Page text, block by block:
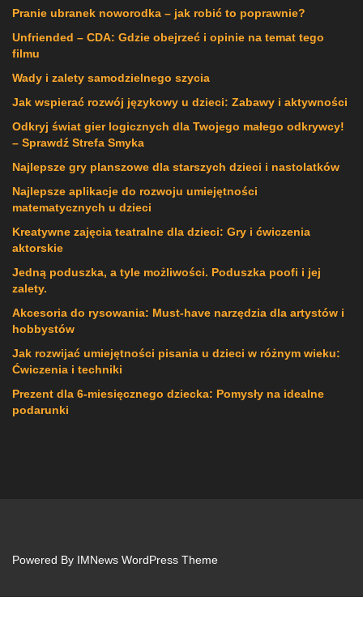
Pranie ubranek noworodka – jak robić to poprawnie?
Unfriended – CDA: Gdzie obejrzeć i opinie na temat tego
filmu
Wady i zalety samodzielnego szycia
Jak wspierać rozwój językowy u dzieci: Zabawy i aktywności
Odkryj świat gier logicznych dla Twojego małego odkrywcy!
– Sprawdź Strefa Smyka
Najlepsze gry planszowe dla starszych dzieci i nastolatków
Najlepsze aplikacje do rozwoju umiejętności
matematycznych u dzieci
Kreatywne zajęcia teatralne dla dzieci: Gry i ćwiczenia
aktorskie
Jedną poduszka, a tyle możliwości. Poduszka poofi i jej
zalety.
Akcesoria do rysowania: Must-have narzędzia dla artystów i
hobbystów
Jak rozwijać umiejętności pisania u dzieci w różnym wieku:
Ćwiczenia i techniki
Prezent dla 6-miesięcznego dziecka: Pomysły na idealne
podarunki
Powered By IMNews WordPress Theme